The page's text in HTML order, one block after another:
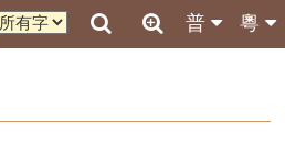
粵
普